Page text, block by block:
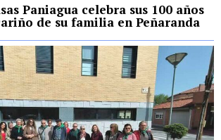
Paniagua celebra sus 100 años
de su familia en Peñaranda